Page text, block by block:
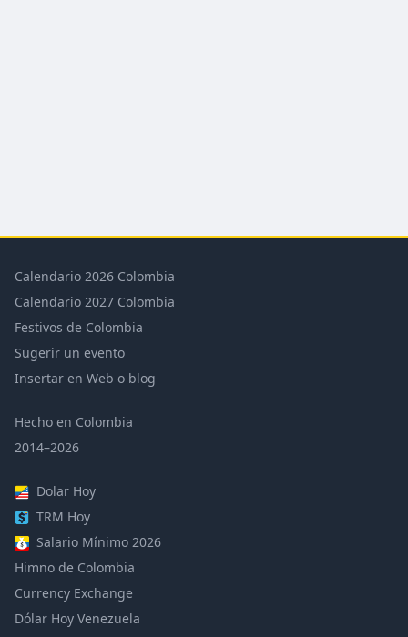
Calendario 2026 Colombia
Calendario 2027 Colombia
Festivos de Colombia
Sugerir un evento
Insertar en Web o blog
Hecho en Colombia
2014–2026
Dolar Hoy
TRM Hoy
Salario Mínimo 2026
Himno de Colombia
Currency Exchange
Dólar Hoy Venezuela